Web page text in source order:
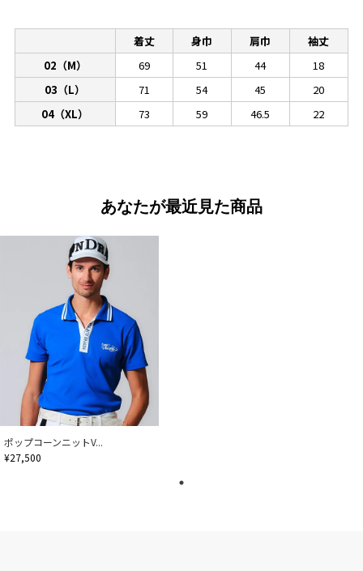
着丈 身巾 肩巾
袖丈
02（M）
69 51 44
18
03（L）
71 54 45
20
04（XL）
73 59 46.5 22
あなたが最近見た商品
ポップコーンニットV...
¥27,500